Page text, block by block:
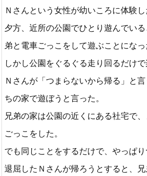
Ｎさんという女性が幼いころに体験し
夕方、近所の公園でひとり遊んでい
弟と電車ごっこをして遊ぶことになっ
しかし公園をぐるぐる走り回るだけで
Ｎさんが「つまらないから帰る」と
ちの家で遊ぼうと言った。
兄弟の家は公園の近くにある社宅で
ごっこをした。
でも同じことをするだけで、やっぱり
退屈したＮさんが帰ろうとすると、